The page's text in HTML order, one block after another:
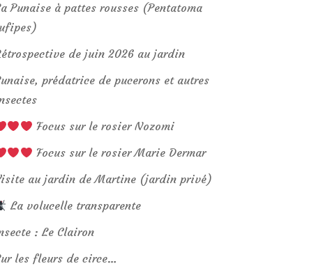
Punaise à pattes rousses (Pentatoma
de juin 2026 au jardin
prédatrice de pucerons et autres
Focus sur le rosier Nozomi
Focus sur le rosier Marie Dermar
au jardin de Martine (jardin privé)
La volucelle transparente
: Le Clairon
les fleurs de circe…